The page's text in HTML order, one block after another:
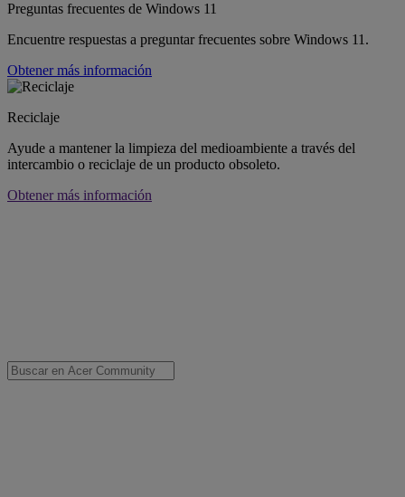
Preguntas frecuentes de Windows 11
Encuentre respuestas a preguntar frecuentes sobre Windows 11.
Obtener más información
Reciclaje
Ayude a mantener la limpieza del medioambiente a través del
intercambio o reciclaje de un producto obsoleto.
Obtener más información